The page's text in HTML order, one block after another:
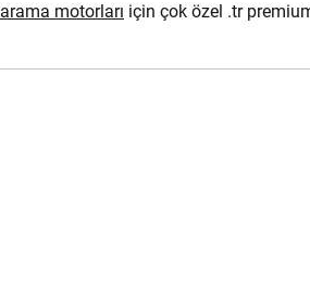
arama motorları için çok özel .tr